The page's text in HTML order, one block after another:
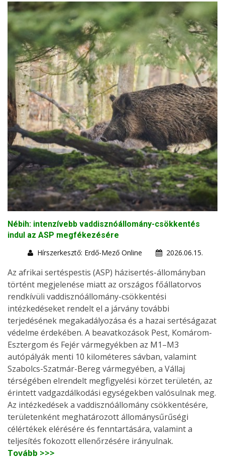
Nébih: intenzívebb vaddisznóállomány-csökkentés
indul az ASP megfékezésére
Hírszerkesztő: Erdő-Mező Online
2026.06.15.
Az afrikai sertéspestis (ASP) házisertés-állományban
történt megjelenése miatt az országos főállatorvos
rendkívüli vaddisznóállomány-csökkentési
intézkedéseket rendelt el a járvány további
terjedésének megakadályozása és a hazai sertéságazat
védelme érdekében. A beavatkozások Pest, Komárom-
Esztergom és Fejér vármegyékben az M1–M3
autópályák menti 10 kilométeres sávban, valamint
Szabolcs-Szatmár-Bereg vármegyében, a Vállaj
térségében elrendelt megfigyelési körzet területén, az
érintett vadgazdálkodási egységekben valósulnak meg.
Az intézkedések a vaddisznóállomány csökkentésére,
területenként meghatározott állománysűrűségi
célértékek elérésére és fenntartására, valamint a
teljesítés fokozott ellenőrzésére irányulnak.
Tovább >>>